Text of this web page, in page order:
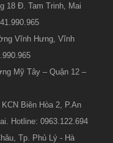
18 Đ. Tam Trinh, Mai
Vĩnh Hưng, Vĩnh
Mỹ Tây – Quận 12 –
Biên Hòa 2, P.An
Hotline: 0963.122.694
Tp. Phủ Lý - Hà